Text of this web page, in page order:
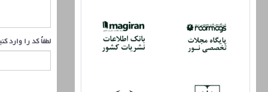
لطفاً کد را وارد